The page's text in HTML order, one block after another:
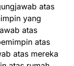
atas
yang
atas
atas
atas mereka